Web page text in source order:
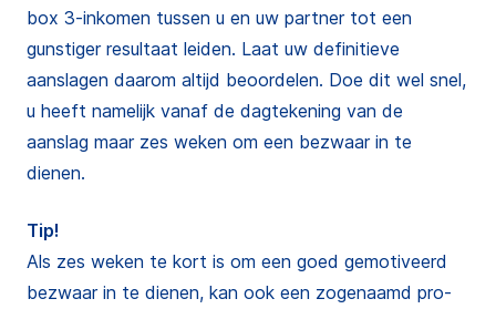
box 3-inkomen tussen u en uw partner tot een
gunstiger resultaat leiden. Laat uw definitieve
aanslagen daarom altijd beoordelen. Doe dit wel snel,
u heeft namelijk vanaf de dagtekening van de
aanslag maar zes weken om een bezwaar in te
dienen.
Tip!
Als zes weken te kort is om een goed gemotiveerd
bezwaar in te dienen, kan ook een zogenaamd pro-